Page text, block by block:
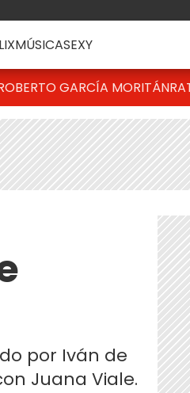
MÚSICASEXY
GARCÍA MORITÁN
por Iván de
Juana Viale.